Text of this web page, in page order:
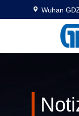
Wuhan